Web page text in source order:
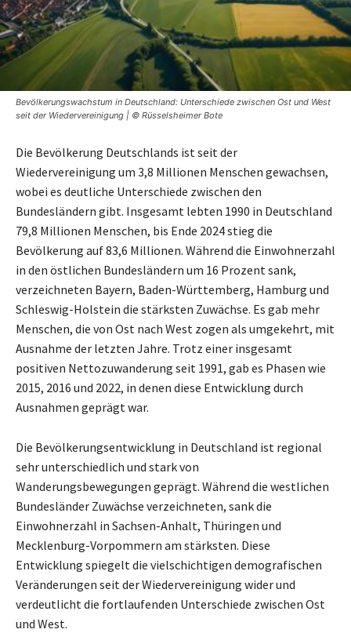
Bevölkerungswachstum in Deutschland: Unterschiede zwischen Ost und West
seit der Wiedervereinigung | © Rüsselsheimer Bote
Die Bevölkerung Deutschlands ist seit der
Wiedervereinigung um 3,8 Millionen Menschen gewachsen,
wobei es deutliche Unterschiede zwischen den
Bundesländern gibt. Insgesamt lebten 1990 in Deutschland
79,8 Millionen Menschen, bis Ende 2024 stieg die
Bevölkerung auf 83,6 Millionen. Während die Einwohnerzahl
in den östlichen Bundesländern um 16 Prozent sank,
verzeichneten Bayern, Baden-Württemberg, Hamburg und
Schleswig-Holstein die stärksten Zuwächse. Es gab mehr
Menschen, die von Ost nach West zogen als umgekehrt, mit
Ausnahme der letzten Jahre. Trotz einer insgesamt
positiven Nettozuwanderung seit 1991, gab es Phasen wie
2015, 2016 und 2022, in denen diese Entwicklung durch
Ausnahmen geprägt war.
Die Bevölkerungsentwicklung in Deutschland ist regional
sehr unterschiedlich und stark von
Wanderungsbewegungen geprägt. Während die westlichen
Bundesländer Zuwächse verzeichneten, sank die
Einwohnerzahl in Sachsen-Anhalt, Thüringen und
Mecklenburg-Vorpommern am stärksten. Diese
Entwicklung spiegelt die vielschichtigen demografischen
Veränderungen seit der Wiedervereinigung wider und
verdeutlicht die fortlaufenden Unterschiede zwischen Ost
und West.